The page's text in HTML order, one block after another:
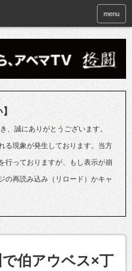
menu
、誠にありがとうございます。
る現象が発生しております。当方
行っておりますが、もし表示が崩
の再読み込み（リロード）かキャ
で伯アウベス×丁